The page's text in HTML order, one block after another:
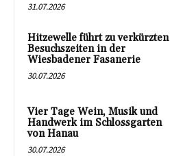
31.07.2026
Hitzewelle führt zu verkürzten
Besuchszeiten in der
Wiesbadener Fasanerie
30.07.2026
Vier Tage Wein, Musik und
Handwerk im Schlossgarten
von Hanau
30.07.2026